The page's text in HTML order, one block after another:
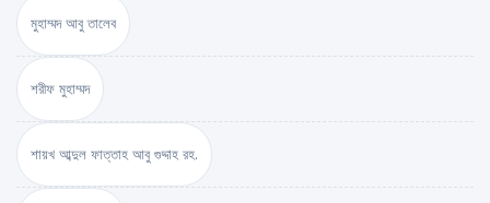
মুহাম্মদ আবু তালেব
শরীফ মুহাম্মদ
শায়খ আব্দুল ফাত্তাহ আবু গুদ্দাহ রহ.